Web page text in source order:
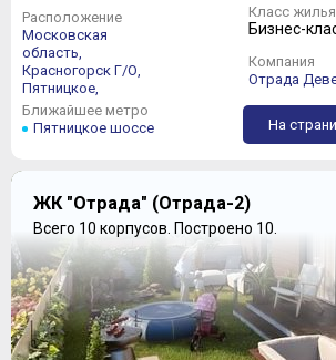
Расположение
Московская
область,
Красногорск Г/О,
Пятницкое,
Ближайшее метро
Пятницкое шоссе
Класс жилья
Бизнес-
Компания
Отрада
На
ЖК "Отрада" (Отрада-2)
Всего 10 корпусов. Построено 10.